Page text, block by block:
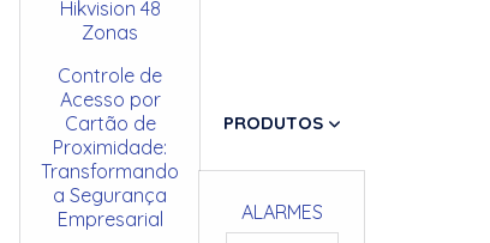
Hikvision 48
Zonas
Controle de
Acesso por
Cartão de
Proximidade:
Transformando
a Segurança
Empresarial
PRODUTOS
ALARMES